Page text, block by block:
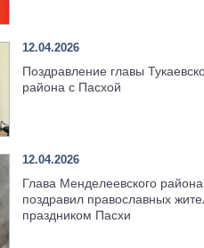
12.04.2026
Поздравление главы
района с Пасхой
12.04.2026
Глава Менделеевского района
поздравил православных
праздником Пасхи